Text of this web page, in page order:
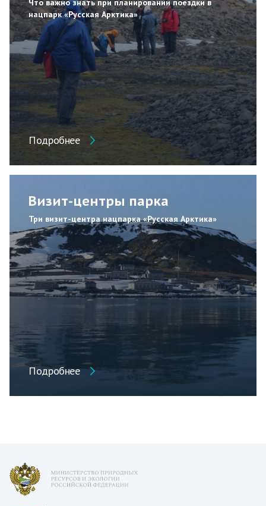
Что важно знать при планировании поездки в
нацпарк «Русская Арктика»
Подробнее
Визит-центры парка
Три визит-центра нацпарка «Русская Арктика»
Подробнее